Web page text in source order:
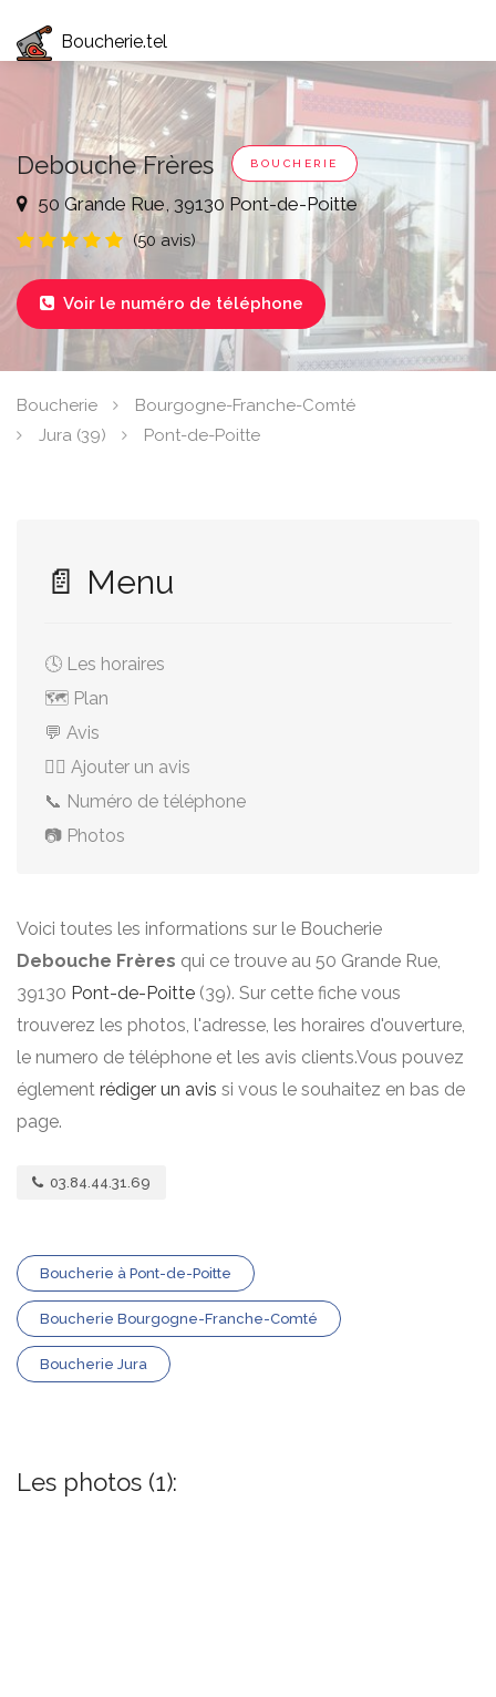
Boucherie.tel
Debouche Frères BOUCHERIE
50 Grande Rue, 39130 Pont-de-Poitte
(50 avis)
 Voir le numéro de téléphone
Boucherie
Bourgogne-Franche-Comté
Jura (39)
Pont-de-Poitte
📄 Menu
🕓 Les horaires
🗺️ Plan
💬 Avis
✍🏻 Ajouter un avis
📞 Numéro de téléphone
📷 Photos
Voici toutes les informations sur le Boucherie
Debouche Frères qui ce trouve au 50 Grande Rue,
39130 Pont-de-Poitte (39). Sur cette fiche vous
trouverez les photos, l'adresse, les horaires d'ouverture,
le numero de téléphone et les avis clients.Vous pouvez
églement rédiger un avis si vous le souhaitez en bas de
page.
03.84.44.31.69
Boucherie à Pont-de-Poitte
Boucherie Bourgogne-Franche-Comté
Boucherie Jura
Les photos (1):